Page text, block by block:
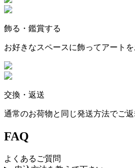
飾る・鑑賞する
お好きなスペースに飾ってアートを
交換・返送
通常のお荷物と同じ発送方法でご返
FAQ
よくあるご質問